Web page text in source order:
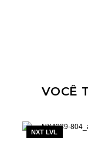
VOCÊ
NXT LVL